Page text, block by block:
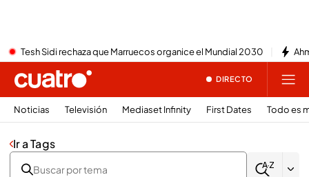
Tesh Sidi rechaza que Marruecos organice el Mundial 2030
DIRECTO
Noticias Televisión Mediaset Infinity First Dates Todo es
Ir a Tags